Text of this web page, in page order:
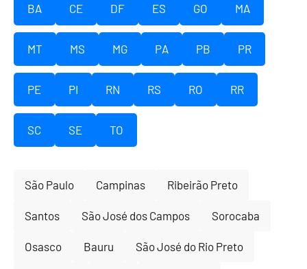
BA CE DF ES GO MA
MT MS MG PA PB PR
PE PI RN RS RO RR
SC SE TO
São Paulo Campinas Ribeirão Preto
Santos São José dos Campos Sorocaba
Osasco Bauru São José do Rio Preto